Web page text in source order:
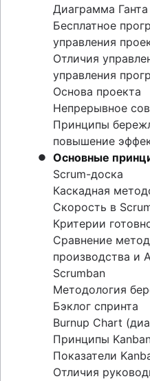
Диаграмма Ганта
Бесплатное
управления
Отличия
управления
Основа проекта
Непрерывное
Принципы
повышение
Основные
Scrum-доска
Каскадная
Скорость в
Критерии
Сравнение
производства и
Scrumban
Методология
Бэклог спринта
Burnup Chart
Принципы
Показатели
Отличия